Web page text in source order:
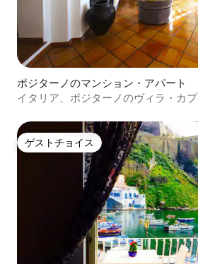
ポジターノのマンション・アパート
イタリア、ポジターノのヴィラ・カ
ゲストチョイス
ゲストチョイス